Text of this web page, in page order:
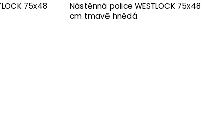
75x48
Nástěnná police WESTLOCK 75x48
cm tmavě hnědá